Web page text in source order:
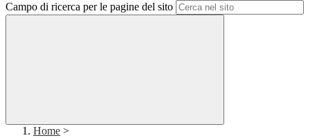
Campo di ricerca per le pagine del sito
Home >